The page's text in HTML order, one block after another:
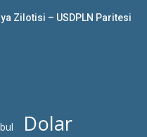
Zilotisi – USDPLN Paritesi
Dolar